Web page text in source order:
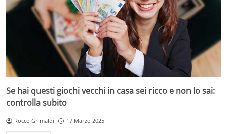
Se hai questi giochi vecchi in casa sei ricco e non lo sai:
controlla subito
Rocco Grimaldi 17 Marzo 2025